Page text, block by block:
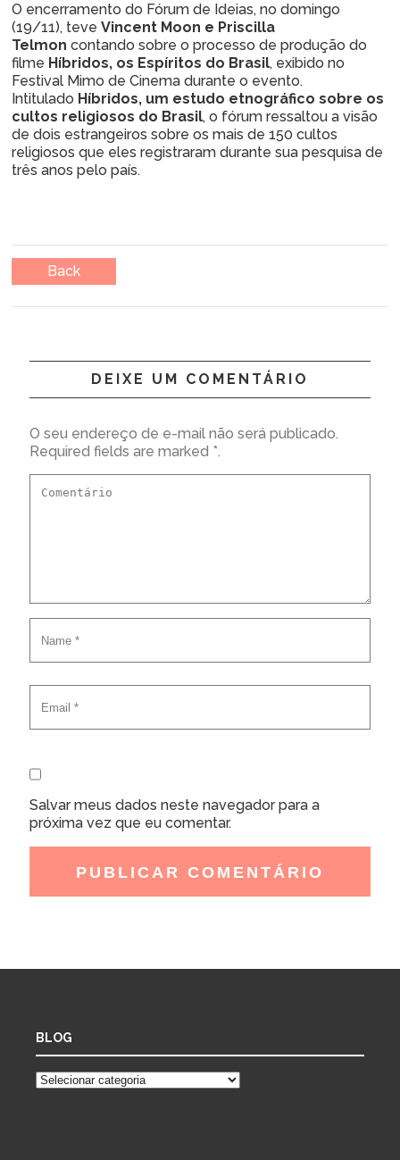
O encerramento do Fórum de Ideias, no domingo
(19/11), teve Vincent Moon e Priscilla
Telmon contando sobre o processo de produção do
filme Híbridos, os Espíritos do Brasil, exibido no
Festival Mimo de Cinema durante o evento.
Intitulado Híbridos, um estudo etnográfico sobre os
cultos religiosos do Brasil, o fórum ressaltou a visão
de dois estrangeiros sobre os mais de 150 cultos
religiosos que eles registraram durante sua pesquisa de
três anos pelo país.
Back
DEIXE UM COMENTÁRIO
O seu endereço de e-mail não será publicado.
Required fields are marked *.
Salvar meus dados neste navegador para a
próxima vez que eu comentar.
BLOG